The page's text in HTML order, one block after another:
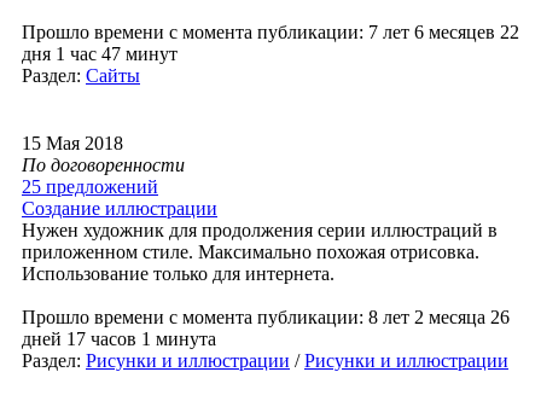
Прошло времени с момента публикации: 7 лет 6 месяцев 22
дня 1 час 47 минут
Раздел: Сайты
15 Мая 2018
По договоренности
25 предложений
Создание иллюстрации
Нужен художник для продолжения серии иллюстраций в
приложенном стиле. Максимально похожая отрисовка.
Использование только для интернета.
Прошло времени с момента публикации: 8 лет 2 месяца 26
дней 17 часов 1 минута
Раздел: Рисунки и иллюстрации /Рисунки и иллюстрации